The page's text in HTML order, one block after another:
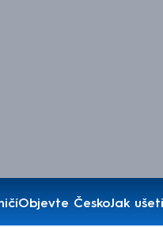
Objevte ČeskoJak